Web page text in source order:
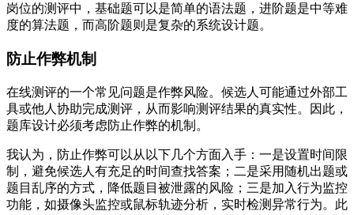
岗位的测评中，基础题可以是简单的语法题，进阶题是中等难
度的算法题，而高阶题则是复杂的系统设计题。
防止作弊机制
在线测评的一个常见问题是作弊风险。候选人可能通过外部工
具或他人协助完成测评，从而影响测评结果的真实性。因此，
题库设计必须考虑防止作弊的机制。
我认为，防止作弊可以从以下几个方面入手：一是设置时间限
制，避免候选人有充足的时间查找答案；二是采用随机出题或
题目乱序的方式，降低题目被泄露的风险；三是加入行为监控
功能，如摄像头监控或鼠标轨迹分析，实时检测异常行为。此